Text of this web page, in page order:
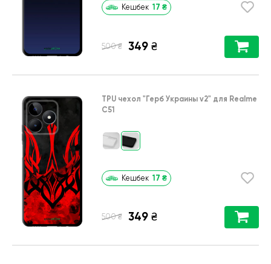
Кешбек 17 ₴
500 ₴ 349 ₴
TPU чехол "Герб Украины v2" для Realme
C51
Кешбек 17 ₴
500 ₴ 349 ₴